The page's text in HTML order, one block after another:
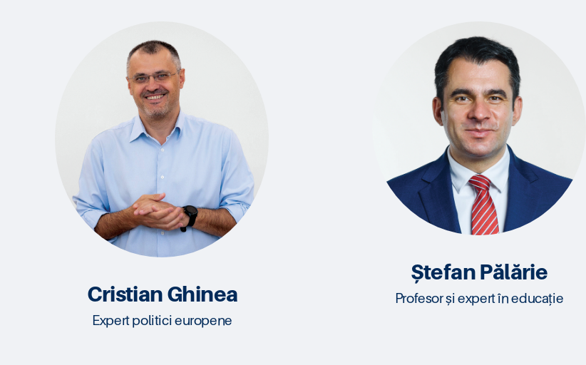
Cristian Ghinea
Expert politici europene
Ștefan Pălărie
Profesor și expert în educație